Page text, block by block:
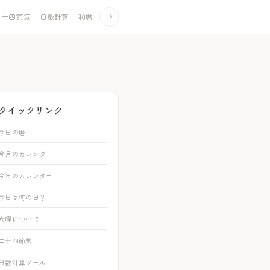
四節気 日数計算 和暦 ☽
クイックリンク
日の暦
月のカレンダー
年のカレンダー
日は何の日？
曜について
十四節気
日数計算ツール